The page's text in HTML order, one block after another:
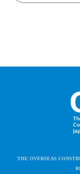
THE OVERSEAS